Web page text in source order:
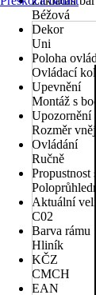
Béžová
Dekor
Uni
Poloha
Ovládací
Upevnění
Montáž s
Upozornění
Rozměr
Ovládání
Ručně
Propustnost
Aktuální
C02
Barva rámu
Hliník
KČZ
CMCH
EAN